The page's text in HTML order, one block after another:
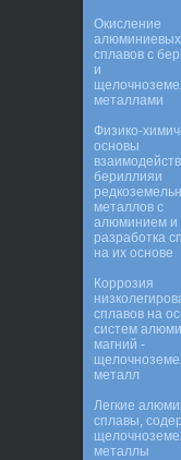
Окисление
алюминиевых
сплавов с
и
металлами
Физико-
основы
бериллияи
металлов с
алюминием и
разработка
на их основе
Коррозия
сплавов на
систем
магний -
металл
Легкие
сплавы,
металлы